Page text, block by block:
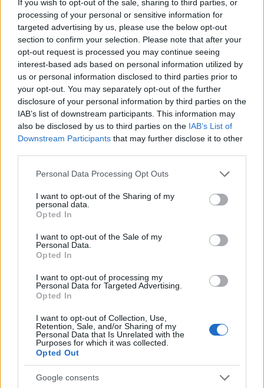
If you wish to opt-out of the sale, sharing to third parties, or
processing of your personal or sensitive information for
targeted advertising by us, please use the below opt-out
section to confirm your selection. Please note that after your
opt-out request is processed you may continue seeing
interest-based ads based on personal information utilized by
us or personal information disclosed to third parties prior to
your opt-out. You may separately opt-out of the further
disclosure of your personal information by third parties on the
IAB’s list of downstream participants. This information may
also be disclosed by us to third parties on the IAB’s List of
Downstream Participants that may further disclose it to other
Please note that this website/app uses one or more Google
not limited to your visit or usage behaviour. You may click to
grant or deny consent to Google and its third-party tags to
use your data for below specified purposes in below Google
consent section.
Personal Data Processing Opt Outs
I want to opt-out of the Sharing of my
personal data.
Opted In
I want to opt-out of the Sale of my
Personal Data.
Opted In
I want to opt-out of processing my
Personal Data for Targeted Advertising.
Opted In
I want to opt-out of Collection, Use,
Retention, Sale, and/or Sharing of my
Personal Data that Is Unrelated with the
Purposes for which it was collected.
Opted Out
Google consents
Σχόλια
Σχολίασε εδώ
Αν τα χάσατε
Πώς το Novibet Backend
γενιά engineers
Ανανεώθηκε πριν
5 λεπτά
τελευταίο αντίο στον
Νεκροταφείο
Υποβασταζόμενη η